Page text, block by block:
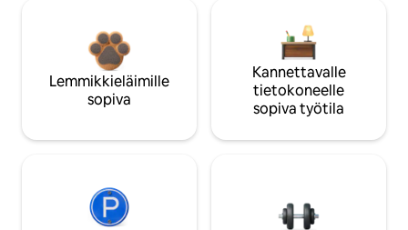
Lemmikkieläimille
sopiva
Kannettavalle
tietokoneelle
sopiva työtila